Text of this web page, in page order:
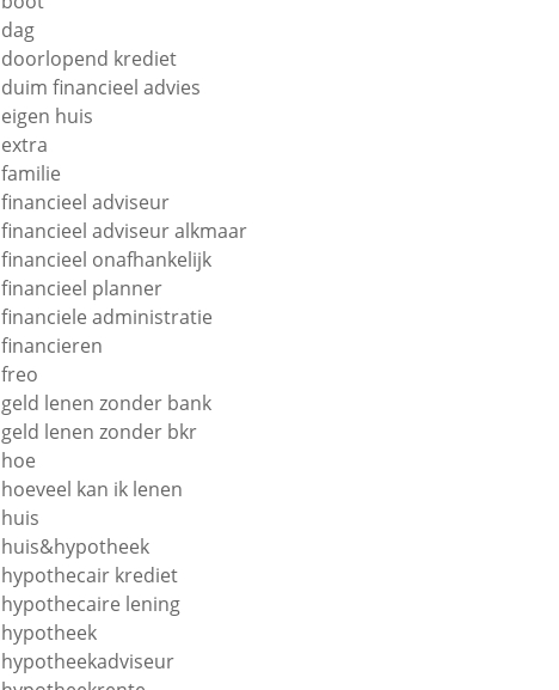
dag
doorlopend krediet
duim financieel advies
eigen huis
extra
familie
financieel adviseur
financieel adviseur alkmaar
financieel onafhankelijk
financieel planner
financiele administratie
financieren
freo
geld lenen zonder bank
geld lenen zonder bkr
hoe
hoeveel kan ik lenen
huis
huis&hypotheek
hypothecair krediet
hypothecaire lening
hypotheek
hypotheekadviseur